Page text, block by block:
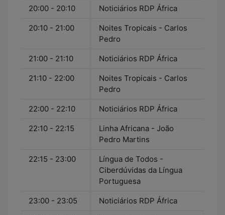
20:00 - 20:10 Noticiários RDP África
20:10 - 21:00
Noites Tropicais - Carlos
Pedro
21:00 - 21:10 Noticiários RDP África
21:10 - 22:00
Noites Tropicais - Carlos
Pedro
22:00 - 22:10 Noticiários RDP África
22:10 - 22:15
Linha Africana - João
Pedro Martins
22:15 - 23:00
Língua de Todos -
Ciberdúvidas da Língua
Portuguesa
23:00 - 23:05 Noticiários RDP África